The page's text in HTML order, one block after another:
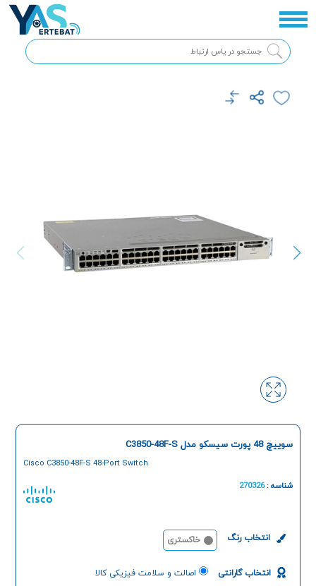
سوييچ 48 پورت سیسکو مدل C3850-48F-S
Cisco C3850-48F-S 48-Port Switch
شناسه :270326
انتخاب رنگ خاکستری
انتخاب گارانتی اصالت و سلامت فیزیکی کالا